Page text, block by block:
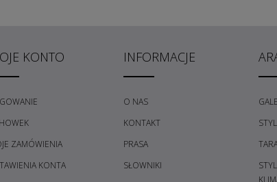
KONTO
ZAMÓWIENIA
KONTA
INFORMACJE
O NAS
KONTAKT
PRASA
SŁOWNIKI